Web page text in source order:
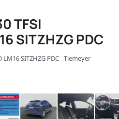
TFSI
SITZHZG PDC
LM16 SITZHZG PDC - Tiemeyer